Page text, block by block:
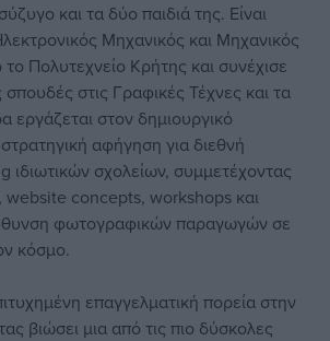
και τα δύο παιδιά της. Είναι
Μηχανικός και Μηχανικός
Πολυτεχνείο Κρήτης και συνέχισε
σπουδές στις Γραφικές Τέχνες και τα
στον δημιουργικό
αφήγηση για διεθνή
ιδιωτικών σχολείων, συμμετέχοντας
website concepts, workshops και
φωτογραφικών παραγωγών σε
κόσμο.
επαγγελματική πορεία στην
βιώσει μια από τις πιο δύσκολες